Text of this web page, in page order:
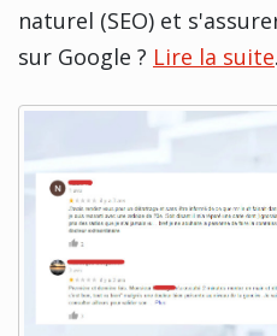
naturel (SEO) et
sur Google ? Lire la suite.